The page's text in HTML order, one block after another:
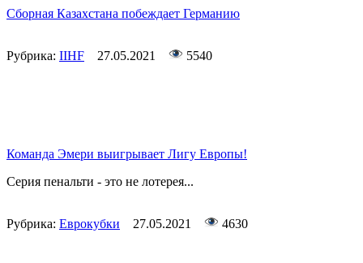
Сборная Казахстана побеждает Германию
Рубрика: IIHF 27.05.2021 5540
Команда Эмери выигрывает Лигу Европы!
Серия пенальти - это не лотерея...
Рубрика: Еврокубки 27.05.2021 4630